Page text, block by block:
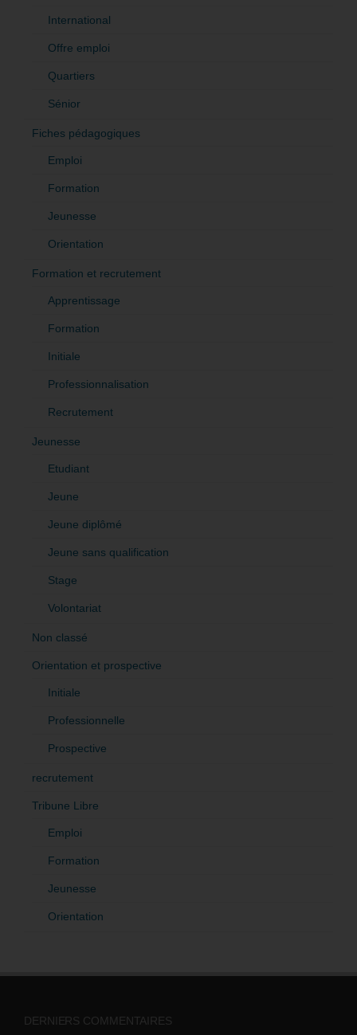
International
Offre emploi
Quartiers
Sénior
Fiches pédagogiques
Emploi
Formation
Jeunesse
Orientation
Formation et recrutement
Apprentissage
Formation
Initiale
Professionnalisation
Recrutement
Jeunesse
Etudiant
Jeune
Jeune diplômé
Jeune sans qualification
Stage
Volontariat
Non classé
Orientation et prospective
Initiale
Professionnelle
Prospective
recrutement
Tribune Libre
Emploi
Formation
Jeunesse
Orientation
DERNIERS COMMENTAIRES